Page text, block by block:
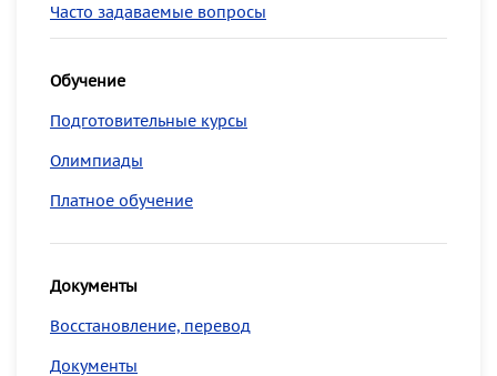
Часто задаваемые вопросы
Обучение
Подготовительные курсы
Олимпиады
Платное обучение
Документы
Восстановление, перевод
Документы